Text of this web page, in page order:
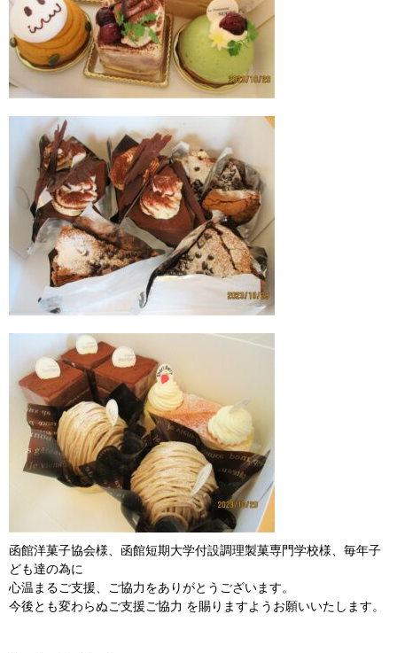
函館洋菓子協会様、函館短期大学付設調理製菓専門学校様、毎年子
ども達の為に
心温まるご支援、ご協力をありがとうございます。
今後とも変わらぬご支援ご協力 を賜りますようお願いいたします。